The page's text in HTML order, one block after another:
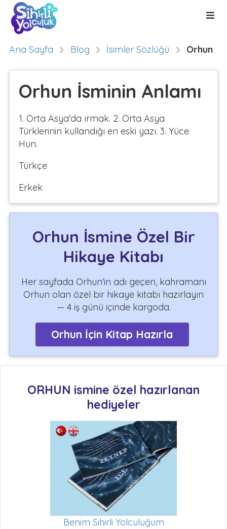
Ana Sayfa Blog İsimler Sözlüğü Orhun
Orhun İsminin Anlamı
1. Orta Asya'da ırmak. 2. Orta Asya
Türklerinin kullandığı en eski yazı. 3. Yüce
Hun.
Türkçe
Erkek
Orhun İsmine Özel Bir
Hikaye Kitabı
Her sayfada Orhun'in adı geçen, kahramanı
Orhun olan özel bir hikaye kitabı hazırlayın
— 4 iş günü içinde kargoda.
Orhun İçin Kitap Hazırla
ORHUN ismine özel hazırlanan
hediyeler
Benim Sihirli Yolculuğum